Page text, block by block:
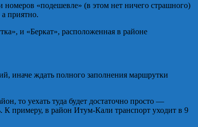
номеров «подешевле» (в этом нет ничего страшного)
приятно.
и «Беркат», расположенная в районе
иначе ждать полного заполнения маршрутки
то уехать туда будет достаточно просто —
К примеру, в район Итум-Кали транспорт уходит в 9